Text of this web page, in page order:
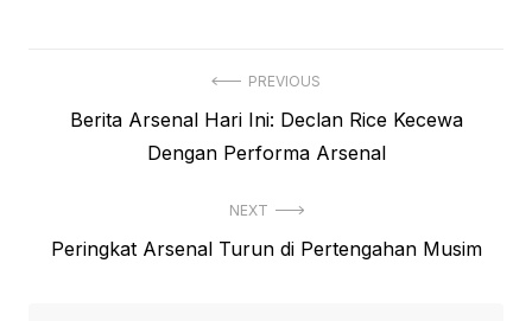
pos
PREVIOUS
Previous
Berita Arsenal Hari Ini: Declan Rice Kecewa
Dengan Performa Arsenal
NEXT
Next
Peringkat Arsenal Turun di Pertengahan Musim